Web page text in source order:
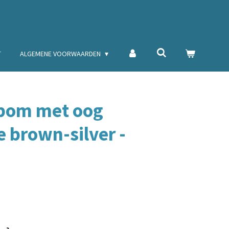
ALGEMENE VOORWAARDEN
met oog
brown-silver -